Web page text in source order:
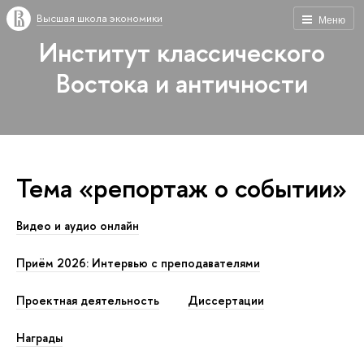
Меню
Высшая школа экономики
Институт классического
Востока и античности
Тема «репортаж о событии»
Видео и аудио онлайн
Приём 2026: Интервью с преподавателями
Проектная деятельность Диссертации
Награды